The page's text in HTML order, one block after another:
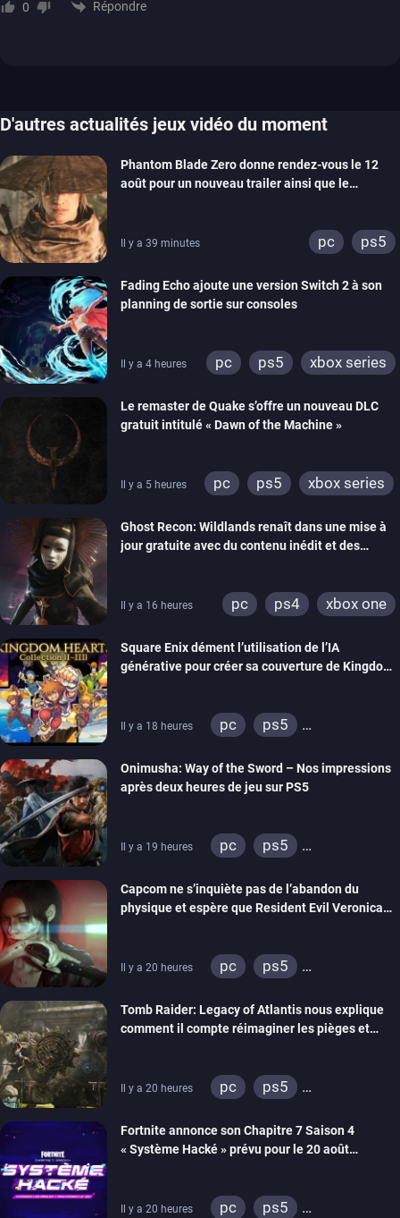
0 Répondre
D'autres actualités jeux vidéo du moment
Phantom Blade Zero donne rendez-vous le 12
août pour un nouveau trailer ainsi que le
Il y a 39 minutes pc ps5
Fading Echo ajoute une version Switch 2 à son
planning de sortie sur consoles
Il y a 4 heures pc ps5 xbox series
Le remaster de Quake s’offre un nouveau DLC
gratuit intitulé « Dawn of the Machine »
Il y a 5 heures pc ps5
xbox series
xbox one
nintendo 64
Ghost Recon: Wildlands renaît dans une mise à
jour gratuite avec du contenu inédit et des
Il y a 16 heures pc ps4 xbox one
Square Enix dément l’utilisation de l’IA
générative pour créer sa couverture de Kingdom
Il y a 18 heures pc
ps5
Onimusha: Way of the Sword – Nos impressions
après deux heures de jeu sur PS5
Il y a 19 heures pc
ps5
Capcom ne s’inquiète pas de l’abandon du
physique et espère que Resident Evil Veronica
Il y a 20 heures pc
ps5
Tomb Raider: Legacy of Atlantis nous explique
comment il compte réimaginer les pièges et
Il y a 20 heures pc
ps5
Fortnite annonce son Chapitre 7 Saison 4
« Système Hacké » prévu pour le 20 août
Il y a 20 heures pc
ps5